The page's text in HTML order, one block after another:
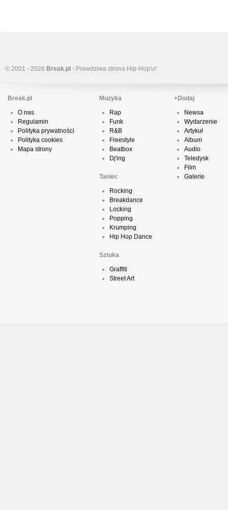
© 2001 - 2026 Break.pl - Prawdziwa strona Hip-Hop'u!
Break.pl
O nas
Regulamin
Polityka prywatności
Polityka cookies
Mapa strony
Muzyka
Rap
Funk
R&B
Freestyle
Beatbox
Dj'ing
Taniec
Rocking
Breakdance
Locking
Popping
Krumping
Hip Hop Dance
Sztuka
Graffiti
Street Art
+Dodaj
Newsa
Wydarzenie
Artykuł
Album
Audio
Teledysk
Film
Galerie